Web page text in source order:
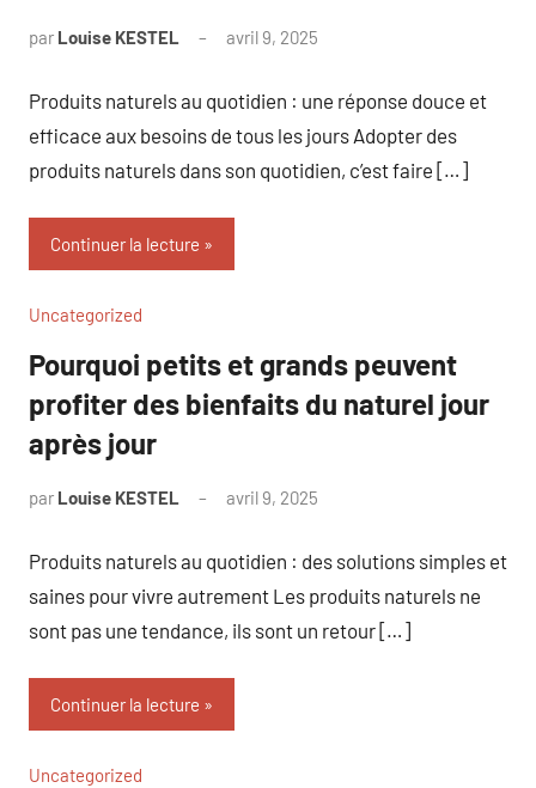
par Louise KESTEL avril 9, 2025
Produits naturels au quotidien : une réponse douce et
efficace aux besoins de tous les jours Adopter des
produits naturels dans son quotidien, c’est faire […]
Continuer la lecture
Uncategorized
Pourquoi petits et grands peuvent
profiter des bienfaits du naturel jour
après jour
par Louise KESTEL avril 9, 2025
Produits naturels au quotidien : des solutions simples et
saines pour vivre autrement Les produits naturels ne
sont pas une tendance, ils sont un retour […]
Continuer la lecture
Uncategorized